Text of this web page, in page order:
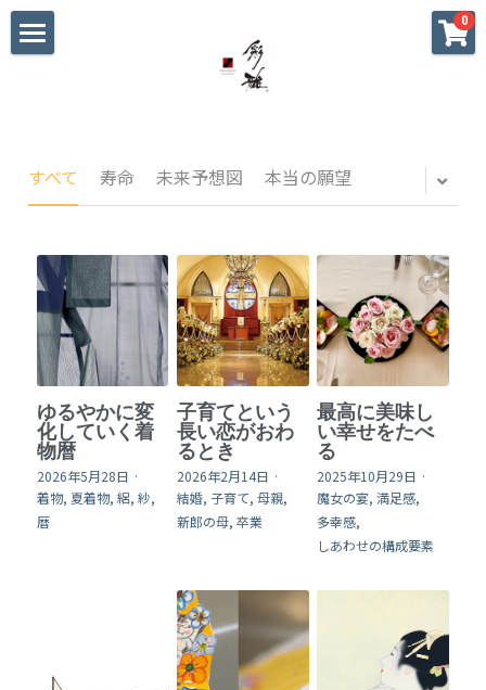
0
大切な方への贈り物
パーティ•おもてなし
私へのご褒美
迷った時のギャラリー
戦国武将家紋シリーズ
blog
すべて 寿命 未来予想図 本当の願望
ゆるやかに変
化していく着
物暦
2026年5月28日 ·
着物, 夏着物, 絽, 紗,
暦
子育てという
長い恋がおわ
るとき
2026年2月14日 ·
結婚, 子育て, 母親,
新郎の母, 卒業
最高に美味し
い幸せをたべ
る
2025年10月29日 ·
魔女の宴, 満足感,
多幸感,
しあわせの構成要素
×
ストアカテゴリー